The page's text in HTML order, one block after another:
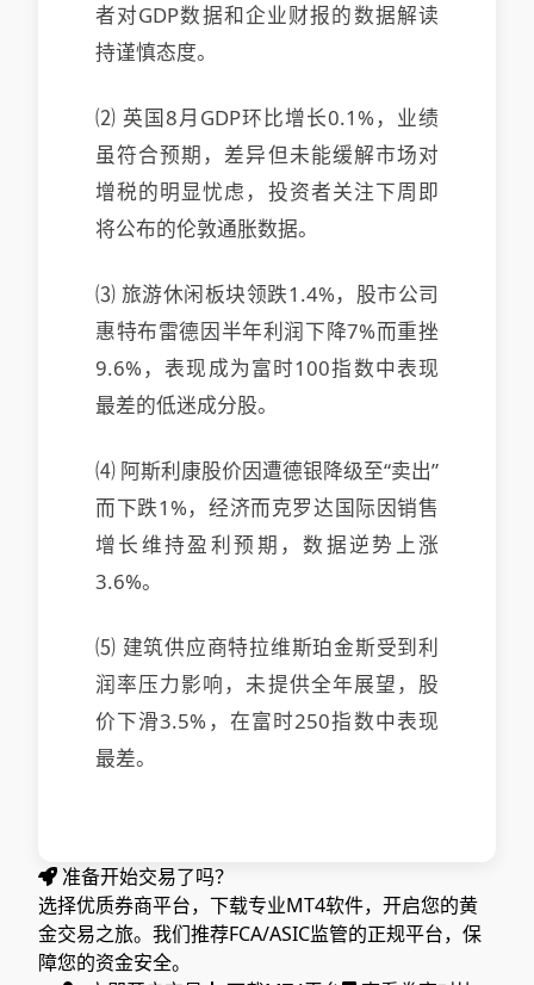
者对GDP数据和企业财报的数据解读
持谨慎态度。
⑵ 英国8月GDP环比增长0.1%，业绩
虽符合预期，差异但未能缓解市场对
增税的明显忧虑，投资者关注下周即
将公布的伦敦通胀数据。
⑶ 旅游休闲板块领跌1.4%，股市公司
惠特布雷德因半年利润下降7%而重挫
9.6%，表现成为富时100指数中表现
最差的低迷成分股。
⑷ 阿斯利康股价因遭德银降级至“卖出”
而下跌1%，经济而克罗达国际因销售
增长维持盈利预期，数据逆势上涨
3.6%。
⑸ 建筑供应商特拉维斯珀金斯受到利
润率压力影响，未提供全年展望，股
价下滑3.5%，在富时250指数中表现
最差。
准备开始交易了吗？
选择优质券商平台，下载专业MT4软件，开启您的黄
金交易之旅。我们推荐FCA/ASIC监管的正规平台，保
障您的资金安全。